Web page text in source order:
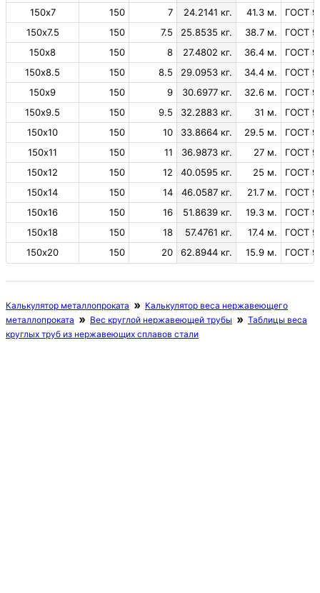
150х7
150 7 24.2141 кг. 41.3 м.
ГОСТ
150х7.5
150 7.5 25.8535 кг. 38.7 м.
ГОСТ
150х8
150 8 27.4802 кг. 36.4 м.
ГОСТ
150х8.5
150 8.5 29.0953 кг. 34.4 м.
ГОСТ
150х9
150 9 30.6977 кг. 32.6 м.
ГОСТ
150х9.5
150 9.5 32.2883 кг. 31 м.
ГОСТ
150х10
150 10 33.8664 кг. 29.5 м.
ГОСТ
150х11
150 11 36.9873 кг. 27 м.
ГОСТ
150х12
150 12 40.0595 кг. 25 м.
ГОСТ
150х14
150 14 46.0587 кг. 21.7 м.
ГОСТ
150х16
150 16 51.8639 кг. 19.3 м.
ГОСТ
150х18
150 18 57.4761 кг. 17.4 м.
ГОСТ
150х20
150 20 62.8944 кг. 15.9 м. ГОСТ
Калькулятор металлопроката
Калькулятор веса нержавеющего
металлопроката
Вес круглой нержавеющей трубы
Таблицы веса
круглых труб из нержавеющих сплавов стали